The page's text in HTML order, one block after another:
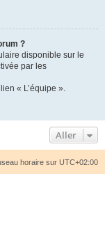
?
disponible sur le
par les
« L’équipe ».
Aller
horaire sur UTC+02:00